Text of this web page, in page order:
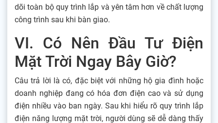
dõi toàn bộ quy trình lắp và yên tâm hơn về chất lượng
công trình sau khi bàn giao.
VI. Có Nên Đầu Tư Điện
Mặt Trời Ngay Bây Giờ?
Câu trả lời là có, đặc biệt với những hộ gia đình hoặc
doanh nghiệp đang có hóa đơn điện cao và sử dụng
điện nhiều vào ban ngày. Sau khi hiểu rõ quy trình lắp
điện năng lượng mặt trời, người dùng sẽ dễ dàng thấy